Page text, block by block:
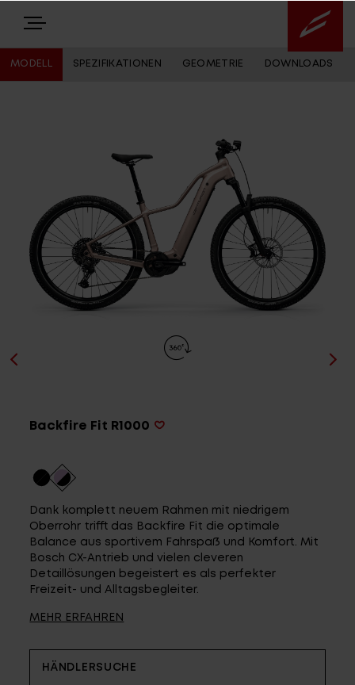
EQUIPMENT
Highlights
Partner
Top-Links
Karriere bei CENTURION
Händlersuche
MODELL SPEZIFIKATIONEN GEOMETRIE DOWNLOADS
Backfire Fit R1000
Dank komplett neuem Rahmen mit niedrigem
Oberrohr trifft das Backfire Fit die optimale
Balance aus sportivem Fahrspaß und Komfort. Mit
Bosch CX-Antrieb und vielen cleveren
Detaillösungen begeistert es als perfekter
Freizeit- und Alltagsbegleiter.
MEHR ERFAHREN
HÄNDLERSUCHE